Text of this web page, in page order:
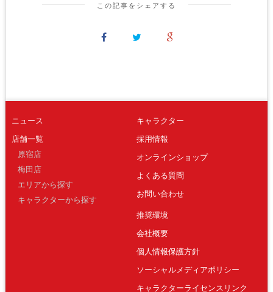
この記事をシェアする
ニュース
店舗一覧
原宿店
梅田店
エリアから探す
キャラクターから探す
キャラクター
採用情報
オンラインショップ
よくある質問
お問い合わせ
推奨環境
会社概要
個人情報保護方針
ソーシャルメディアポリシー
キャラクターライセンスリンク